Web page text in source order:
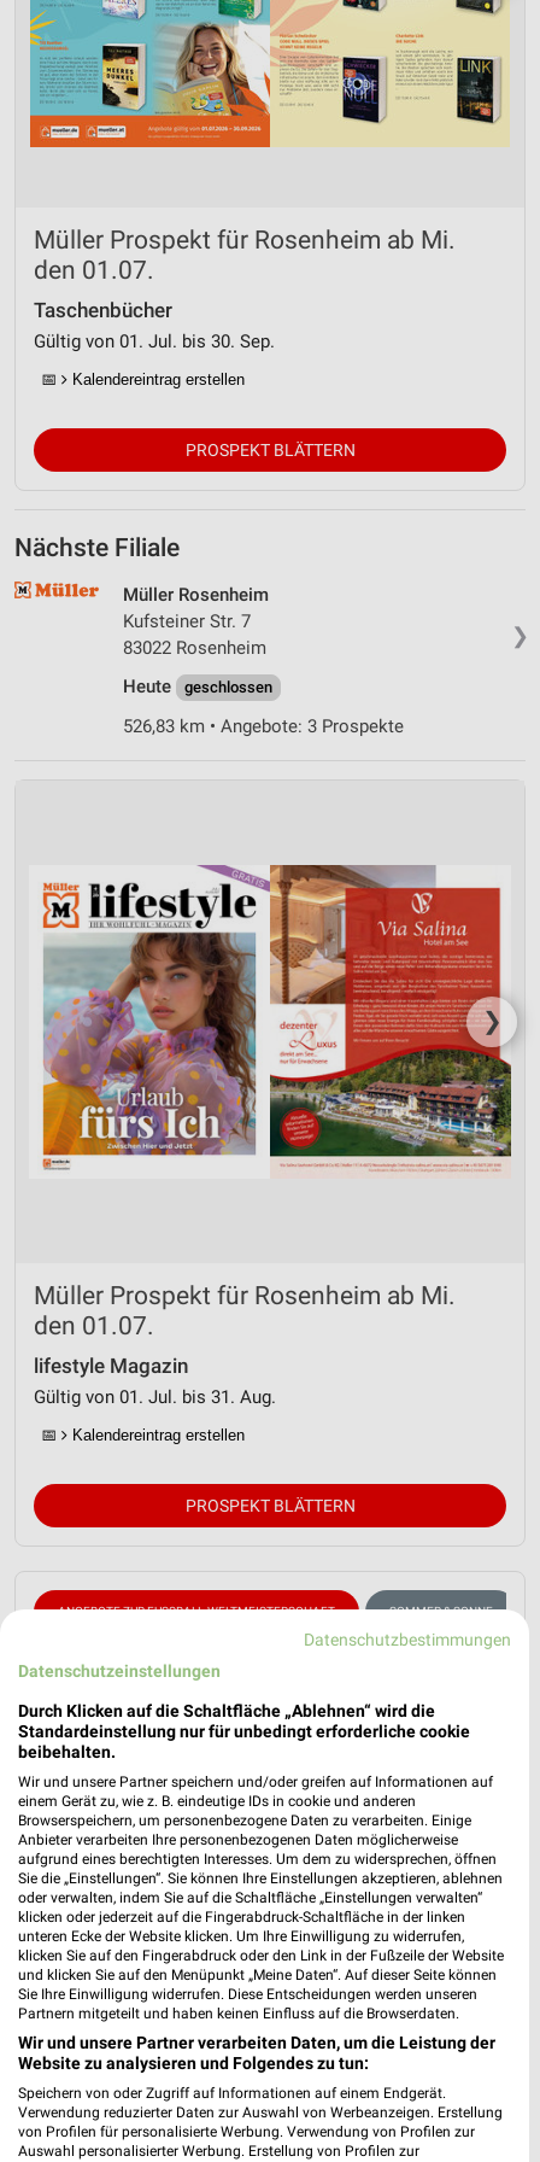
Müller Prospekt für Rosenheim ab Mi.
den 01.07.
Taschenbücher
Gültig von 01. Jul. bis 30. Sep.
📅 Kalendereintrag erstellen
PROSPEKT BLÄTTERN
Nächste Filiale
❯
Müller Rosenheim
Kufsteiner Str. 7
83022 Rosenheim
Heute
geschlossen
526,83 km • Angebote: 3 Prospekte
❯
Müller Prospekt für Rosenheim ab Mi.
den 01.07.
lifestyle Magazin
Gültig von 01. Jul. bis 31. Aug.
📅 Kalendereintrag erstellen
PROSPEKT BLÄTTERN
ANGEBOTE ZUR FUSSBALL-WELTMEISTERSCHAFT SOMMER & SONNE
Nächste Filiale
Datenschutzbestimmungen
Datenschutzeinstellungen
Durch Klicken auf die Schaltfläche „Ablehnen“ wird die
Standardeinstellung nur für unbedingt erforderliche cookie
beibehalten.
Wir und unsere Partner speichern und/oder greifen auf Informationen auf
einem Gerät zu, wie z. B. eindeutige IDs in cookie und anderen
Browserspeichern, um personenbezogene Daten zu verarbeiten. Einige
Anbieter verarbeiten Ihre personenbezogenen Daten möglicherweise
aufgrund eines berechtigten Interesses. Um dem zu widersprechen, öffnen
Sie die „Einstellungen“. Sie können Ihre Einstellungen akzeptieren, ablehnen
oder verwalten, indem Sie auf die Schaltfläche „Einstellungen verwalten“
klicken oder jederzeit auf die Fingerabdruck-Schaltfläche in der linken
unteren Ecke der Website klicken. Um Ihre Einwilligung zu widerrufen,
klicken Sie auf den Fingerabdruck oder den Link in der Fußzeile der Website
und klicken Sie auf den Menüpunkt „Meine Daten“. Auf dieser Seite können
Sie Ihre Einwilligung widerrufen. Diese Entscheidungen werden unseren
Partnern mitgeteilt und haben keinen Einfluss auf die Browserdaten.
Wir und unsere Partner verarbeiten Daten, um die Leistung der
Website zu analysieren und Folgendes zu tun:
Speichern von oder Zugriff auf Informationen auf einem Endgerät.
Verwendung reduzierter Daten zur Auswahl von Werbeanzeigen. Erstellung
von Profilen für personalisierte Werbung. Verwendung von Profilen zur
Auswahl personalisierter Werbung. Erstellung von Profilen zur